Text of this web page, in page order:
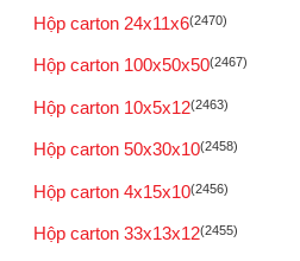
Hộp carton 24x11x6(2470)
Hộp carton 100x50x50(2467)
Hộp carton 10x5x12(2463)
Hộp carton 50x30x10(2458)
Hộp carton 4x15x10(2456)
Hộp carton 33x13x12(2455)